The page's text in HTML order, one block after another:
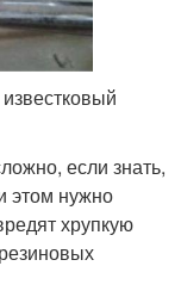
если знать,
этом нужно
хрупкую